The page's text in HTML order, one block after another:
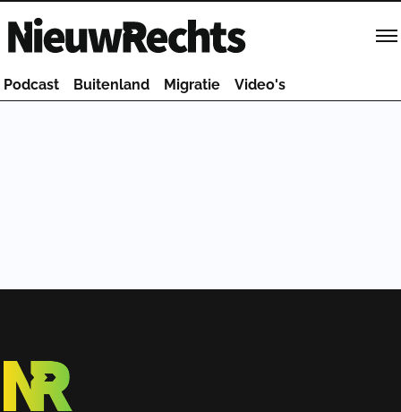
Homepage van NieuwRechts
Podcast Buitenland Migratie Video's